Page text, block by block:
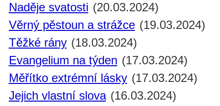
Naděje svatosti (20.03.2024)
Věrný pěstoun a strážce (19.03.2024)
Těžké rány (18.03.2024)
Evangelium na týden (17.03.2024)
Měřítko extrémní lásky (17.03.2024)
Jejich vlastní slova (16.03.2024)